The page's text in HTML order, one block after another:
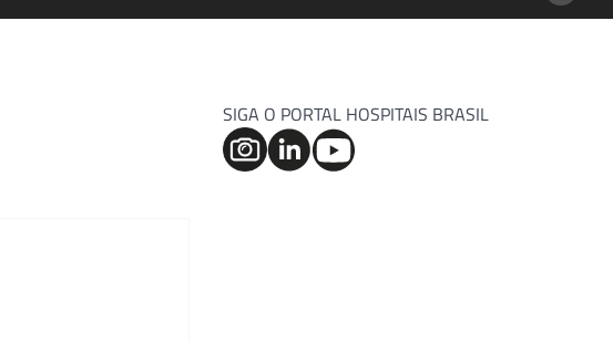
SIGA O PORTAL HOSPITAIS BRASIL